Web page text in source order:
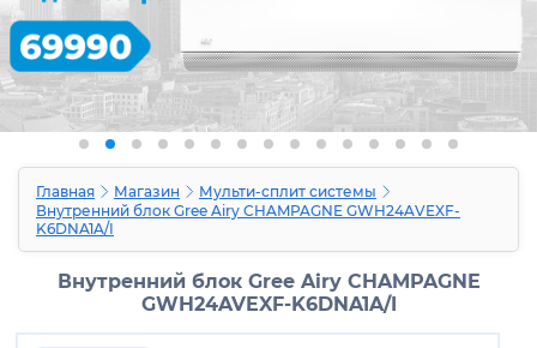
Доставка и оплата Оферта
Контакты
Главная Магазин
Мульти-сплит системы
Внутренний блок Gree Airy CHAMPAGNE GWH24AVEXF-
K6DNA1A/I
Внутренний блок Gree Airy CHAMPAGNE
GWH24AVEXF-K6DNA1A/I